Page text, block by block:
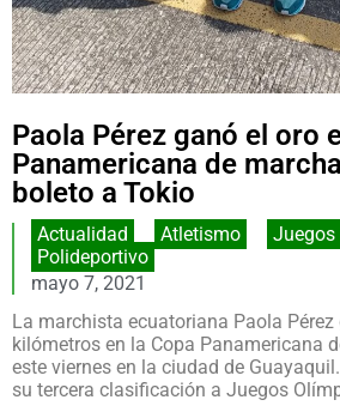
Paola Pérez ganó el oro
Panamericana de
boleto a Tokio
Actualidad Atletismo Juegos
Polideportivo
mayo 7, 2021
La marchista ecuatoriana Paola Pérez
kilómetros en la Copa Panamericana
este viernes en la ciudad de
su tercera clasificación a Juegos